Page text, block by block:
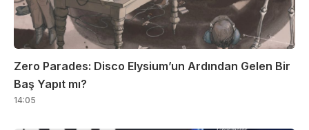
Zero Parades: Disco Elysium’un Ardından Gelen Bir
Baş Yapıt mı?
14:05